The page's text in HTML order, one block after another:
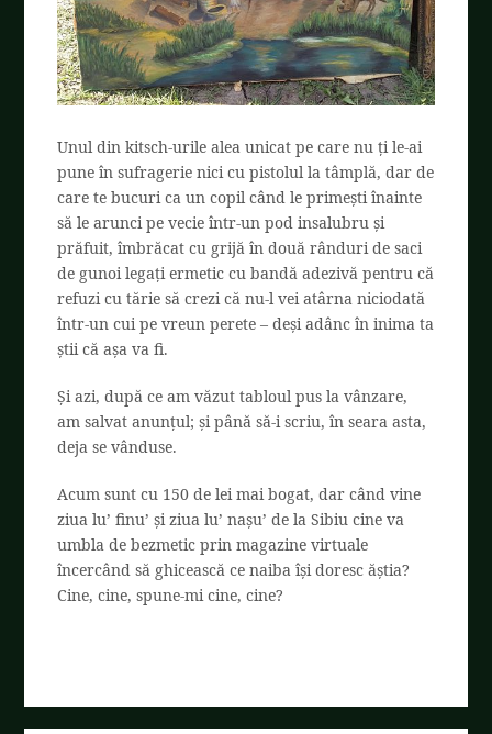
Unul din kitsch-urile alea unicat pe care nu ți le-ai
pune în sufragerie nici cu pistolul la tâmplă, dar de
care te bucuri ca un copil când le primești înainte
să le arunci pe vecie într-un pod insalubru și
prăfuit, îmbrăcat cu grijă în două rânduri de saci
de gunoi legați ermetic cu bandă adezivă pentru că
refuzi cu tărie să crezi că nu-l vei atârna niciodată
într-un cui pe vreun perete – deși adânc în inima ta
știi că așa va fi.
Și azi, după ce am văzut tabloul pus la vânzare,
am salvat anunțul; și până să-i scriu, în seara asta,
deja se vânduse.
Acum sunt cu 150 de lei mai bogat, dar când vine
ziua lu’ finu’ și ziua lu’ nașu’ de la Sibiu cine va
umbla de bezmetic prin magazine virtuale
încercând să ghicească ce naiba își doresc ăștia?
Cine, cine, spune-mi cine, cine?